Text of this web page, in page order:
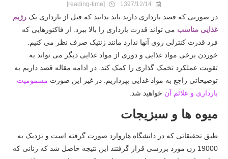
1397/12/14
[reading-time]
در صورتی که قصد بارداری دارید باید بدانید که قبل از بارداری یک رژیم
غذایی مناسب می تواند قدرت بارداری را بالا ببرد. از فاکتورهایی که
فرد قدرت کنترلی روی آنها ندارد مانند ژنتیک صرف نظر می کنیم.
خوردن برخی مواد غذایی و دوری از مواد غذایی دیگر می تواند به
تقویت عملکرد تخمک گذاری را کمک کند. در ادامه مقاله قصد داریم به
توضیحاتی راجع به مواد غذایی بپردازیم. در غیر این صورت مسمومیت
بارداری و علائم آن خواهید شد.
میوه ها و سبزیجات
طبق تحقیقاتی که در دانشگاه هاروارد صورت گرفته است و نزدیک به
19000 زن مورد بررسی قرار گرفتند این نتیجه حاصل شد که زنانی که